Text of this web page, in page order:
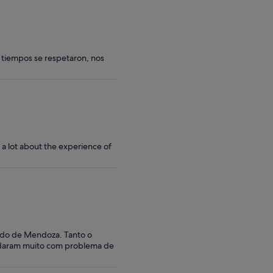
se respetaron, nos
lot about the experience of
de Mendoza. Tanto o
muito com problema de